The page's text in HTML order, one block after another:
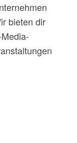
bieten dir